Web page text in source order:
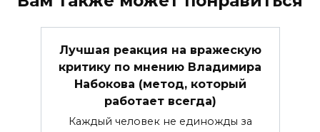
Лучшая реакция на вражескую
критику по мнению Владимира
Набокова (метод, который
работает всегда)
Каждый человек не единожды за